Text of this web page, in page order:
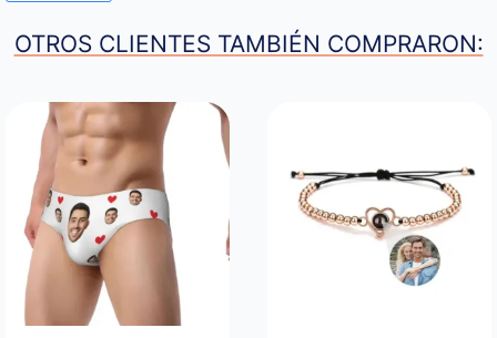
OTROS CLIENTES TAMBIÉN COMPRARON: